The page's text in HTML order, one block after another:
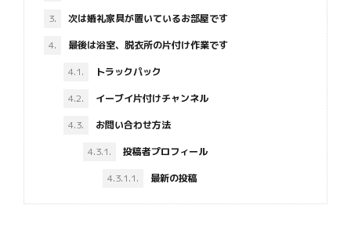
3.
次は婚礼家具が置いているお部屋です
4.
最後は浴室、脱衣所の片付け作業です
4.1.
トラックパック
4.2.
イーブイ片付けチャンネル
4.3.
お問い合わせ方法
4.3.1.
投稿者プロフィール
4.3.1.1.
最新の投稿